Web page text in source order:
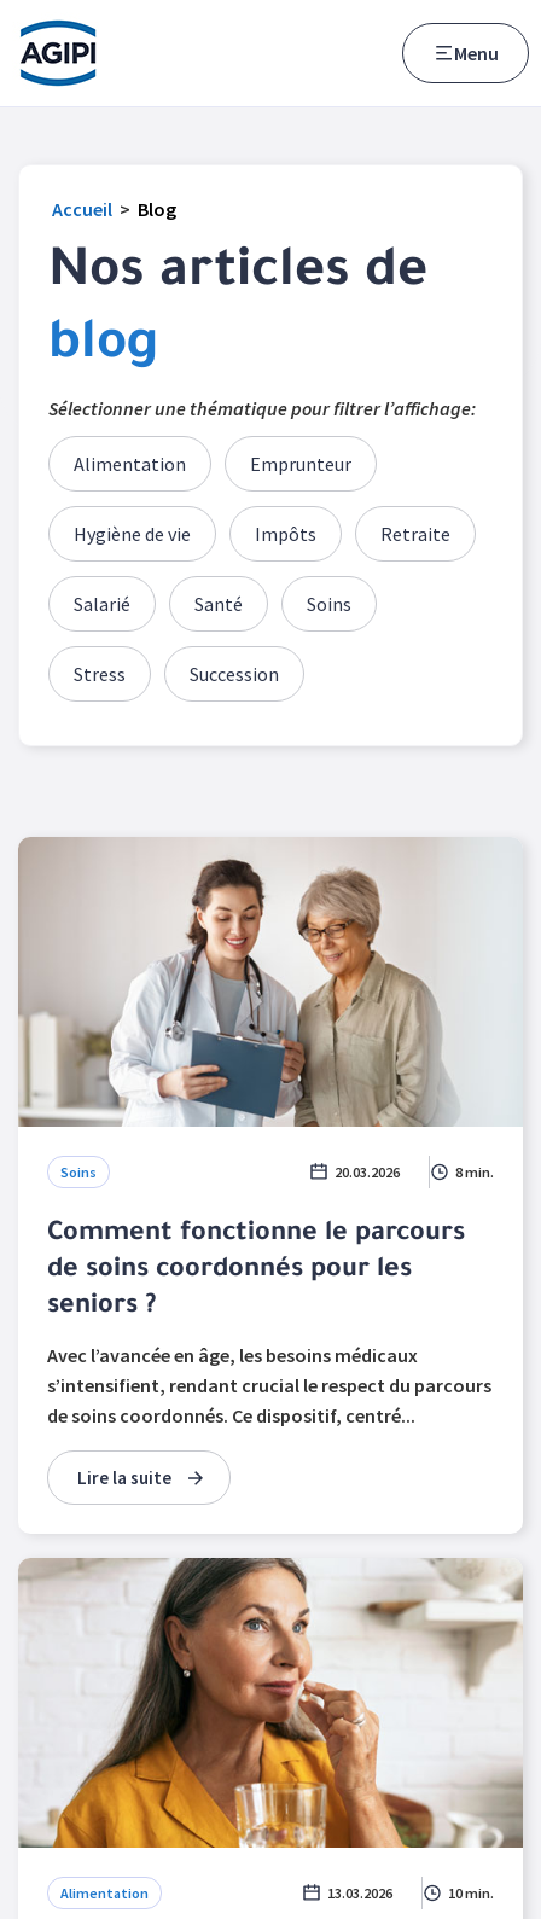
Accès au menu
Accès au contenu principal
Menu
Accueil > Blog
Nos articles de
blog
Sélectionner une thématique pour filtrer l’affichage:
Alimentation Emprunteur
Hygiène de vie Impôts Retraite
Salarié Santé Soins
Stress Succession
Soins 20.03.2026 8 min.
Comment fonctionne le parcours
de soins coordonnés pour les
seniors ?
Avec l’avancée en âge, les besoins médicaux
s’intensifient, rendant crucial le respect du parcours
de soins coordonnés. Ce dispositif, centré...
Lire la suite
Alimentation 13.03.2026 10 min.